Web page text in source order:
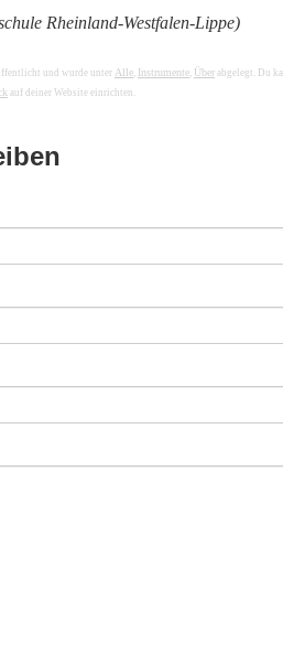
Rheinland-Westfalen-Lippe)
und wurde unter Alle Instrumente Über abgelegt. Du
auf deiner Website einrichten.